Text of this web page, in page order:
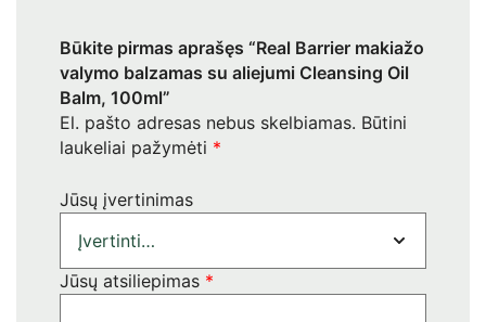
Būkite pirmas aprašęs “Real Barrier makiažo
valymo balzamas su aliejumi Cleansing Oil
Balm, 100ml”
El. pašto adresas nebus skelbiamas. Būtini
laukeliai pažymėti *
Jūsų įvertinimas
Jūsų atsiliepimas *